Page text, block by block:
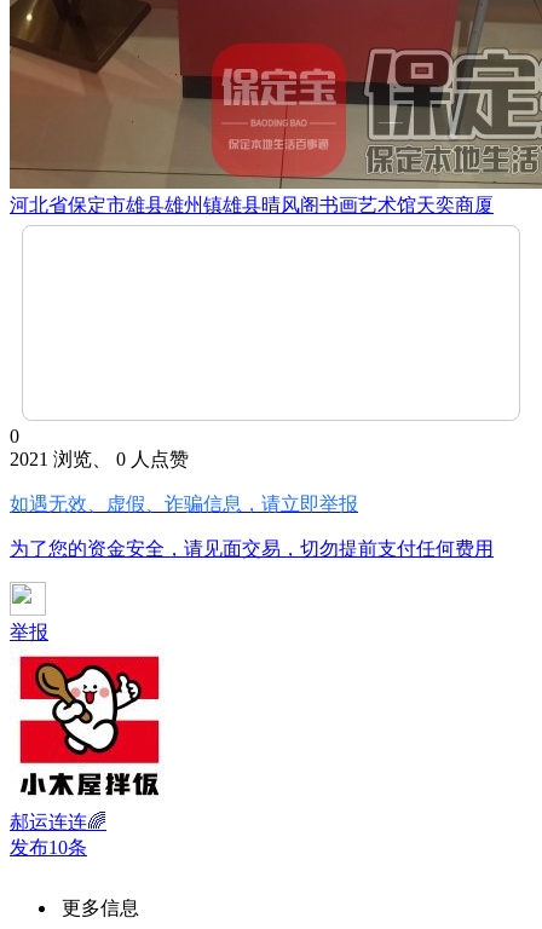
河北省保定市雄县雄州镇雄县晴风阁书画艺术馆天奕商厦
0
2021 浏览、 0 人点赞
如遇无效、虚假、诈骗信息，请立即举报
为了您的资金安全，请见面交易，切勿提前支付任何费用
举报
郝运连连🌈
发布10条
更多信息